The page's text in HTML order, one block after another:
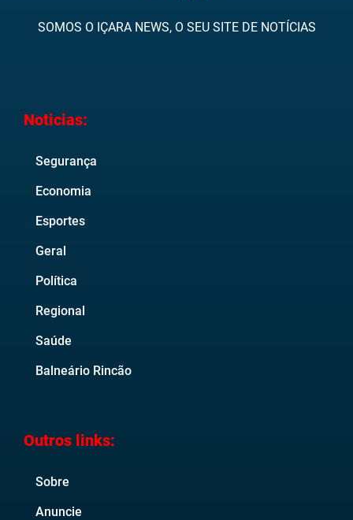
SOMOS O IÇARA NEWS, O SEU SITE DE NOTÍCIAS
Noticias:
Segurança
Economia
Esportes
Geral
Política
Regional
Saúde
Balneário Rincão
Outros links:
Sobre
Anuncie